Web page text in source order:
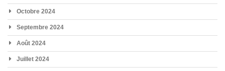
Octobre 2024
Septembre 2024
Août 2024
Juillet 2024